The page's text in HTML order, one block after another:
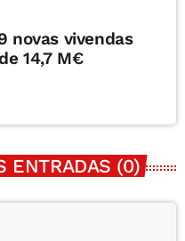
novas vivendas
14,7 M€
ENTRADAS (0)